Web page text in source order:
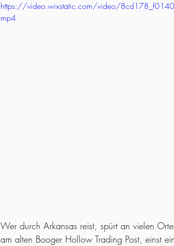
https://video.wixstatic.com/video/
mp4
Wer durch Arkansas reist, spürt an vielen
am alten Booger Hollow Trading Post, einst